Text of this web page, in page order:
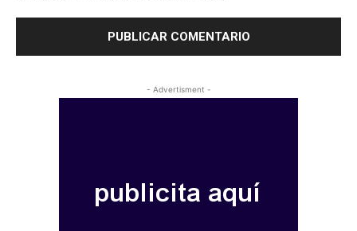
- Advertisment -